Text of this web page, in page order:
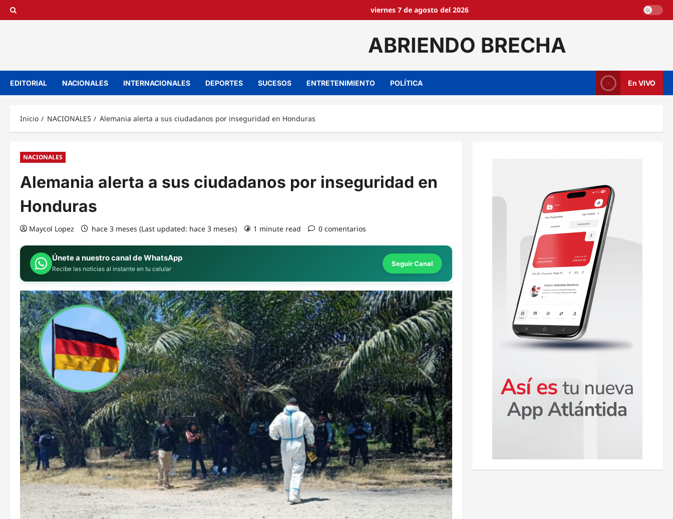
Saltar
viernes 7 de agosto del 2026
ABRIENDO BRECHA
EDITORIAL NACIONALES INTERNACIONALES DEPORTES SUCESOS ENTRETENIMIENTO POLÍTICA En VIVO
Inicio NACIONALES Alemania alerta a sus ciudadanos por inseguridad en Honduras
NACIONALES
Alemania alerta a sus ciudadanos por inseguridad en
Honduras
Maycol Lopez hace 3 meses (Last updated: hace 3 meses) 1 minute read 0 comentarios
Únete a nuestro canal de WhatsApp
Recibe las noticias al instante en tu celular
Seguir Canal